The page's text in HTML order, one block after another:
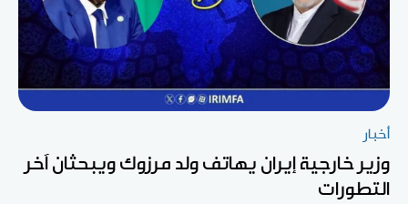
أخبار
وزير خارجية إيران يهاتف ولد مرزوك ويبحثان آخر
التطورات